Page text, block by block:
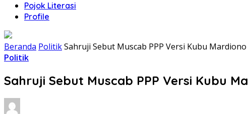
Pojok Literasi
Profile
Beranda PolitikSahruji Sebut Muscab PPP Versi Kubu
Politik
Sahruji Sebut Muscab PPP Versi Kubu